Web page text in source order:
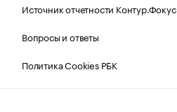
Источник отчетности Контур.Фокус
Вопросы и ответы
Политика Cookies РБК